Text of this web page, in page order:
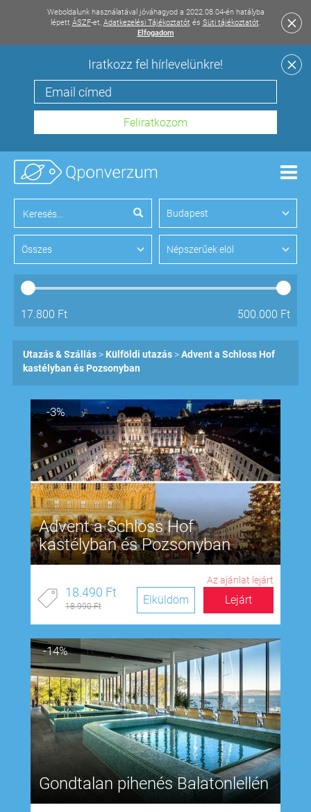
Weboldalunk használatával jóváhagyod a 2022.08.04-én hatályba
lépett ÁSZF-et, Adatkezelési Tájékoztatót és Süti tájékoztatót.
Elfogadom
Iratkozz fel hírlevelünkre!
Budapest
Összes Népszerűek elöl
17.800 Ft 500.000 Ft
Utazás & Szállás Külföldi utazás
Advent a Schloss Hof
kastélyban és Pozsonyban
-3%
Advent a Schloss Hof
kastélyban és Pozsonyban
Az ajánlat lejárt
18.490 Ft
18.990 Ft Lejárt
Elküldöm
-14%
Gondtalan pihenés Balatonlellén